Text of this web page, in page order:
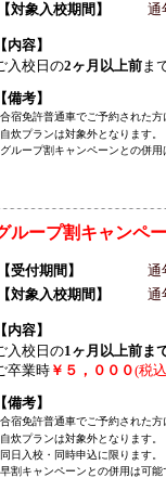
【対象入校期間】
通
【内容】
入校日の2ヶ月以上前ま
【備考】
宿免許普通車でご予約された方
炊プランは対象外となります。
ループ割キャンペーンとの併用
ループ割キャンペ
【受付期間】
通
【対象入校期間】
通
【内容】
入校日の1ヶ月以上前ま
卒業時 ￥５，０００(税
【備考】
宿免許普通車でご予約された方
炊プランは対象外となります。
日入校・同時申込に限ります。
割キャンペーンとの併用は可能